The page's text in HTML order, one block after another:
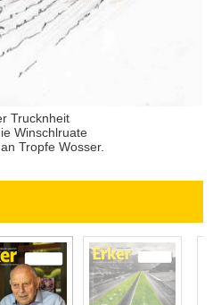
Trucknheit
Winschlruate
Tropfe Wosser.